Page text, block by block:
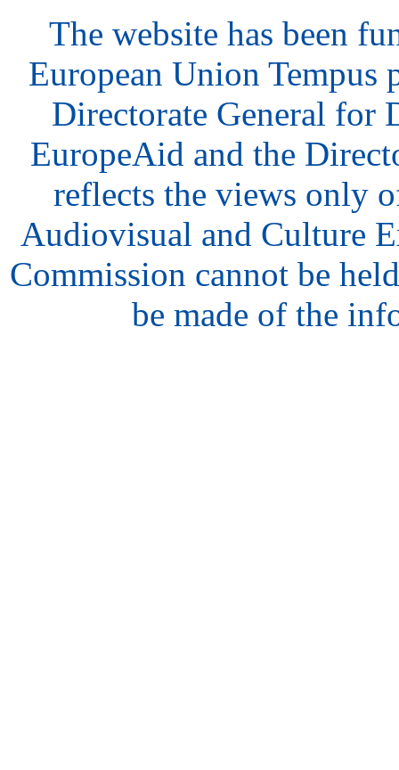
The website has been
European Union Tempus
Directorate General for
EuropeAid and the
reflects the views only
Audiovisual and Culture
Commission cannot be
be made of the